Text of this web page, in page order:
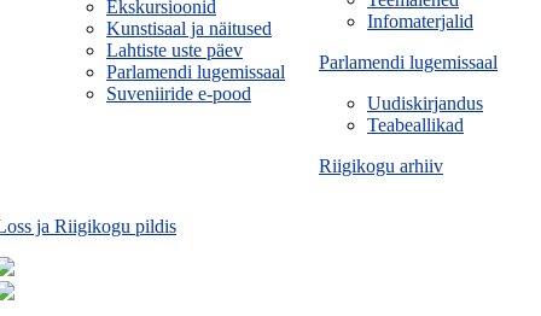
Infomaterjalid
Parlamendi lugemissaal
Uudiskirjandus
Teabeallikad
Riigikogu arhiiv
Ekskursioonid
Kunstisaal ja näitused
Lahtiste uste päev
Parlamendi lugemissaal
Suveniiride e-pood
ja Riigikogu pildis